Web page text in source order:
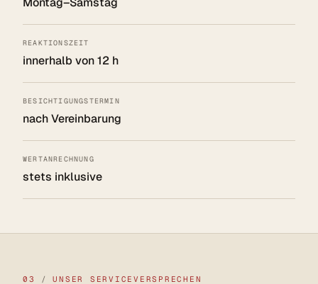
REAKTIONSZEIT
innerhalb von 12 h
BESICHTIGUNGSTERMIN
nach Vereinbarung
WERTANRECHNUNG
stets inklusive
03 / UNSER SERVICEVERSPRECHEN